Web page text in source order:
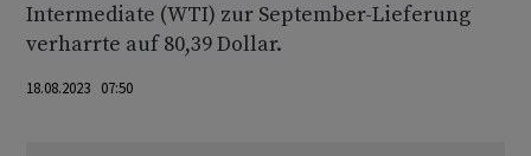
Intermediate (WTI) zur September-Lieferung
verharrte auf 80,39 Dollar.
18.08.2023 07:50